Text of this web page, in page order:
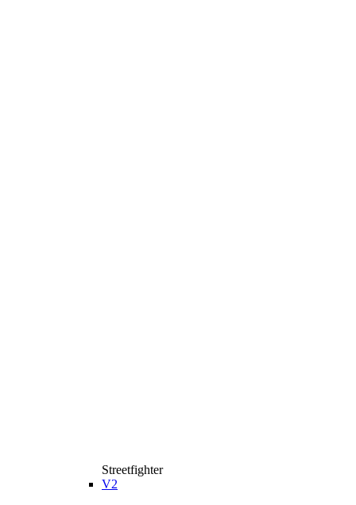
Streetfighter
V2